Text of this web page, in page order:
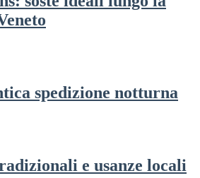
spedizione notturna
e usanze locali